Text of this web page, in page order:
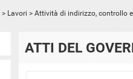
> Lavori > Attività di indirizzo, controllo
ATTI DEL